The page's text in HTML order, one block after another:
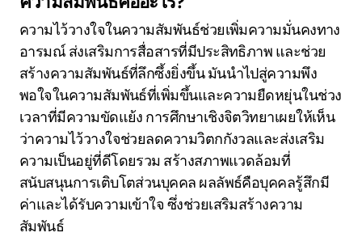
ความไว้วางใจในความสัมพันธ์ช่วยเพิ่มความมั่นคงทาง
อารมณ์ ส่งเสริมการสื่อสารที่มีประสิทธิภาพ และช่วย
สร้างความสัมพันธ์ที่ลึกซึ้งยิ่งขึ้น มันนำไปสู่ความพึง
พอใจในความสัมพันธ์ที่เพิ่มขึ้นและความยืดหยุ่นในช่วง
เวลาที่มีความขัดแย้ง การศึกษาเชิงจิตวิทยาเผยให้เห็น
ว่าความไว้วางใจช่วยลดความวิตกกังวลและส่งเสริม
ความเป็นอยู่ที่ดีโดยรวม สร้างสภาพแวดล้อมที่
สนับสนุนการเติบโตส่วนบุคคล ผลลัพธ์คือบุคคลรู้สึกมี
ค่าและได้รับความเข้าใจ ซึ่งช่วยเสริมสร้างความ
สัมพันธ์